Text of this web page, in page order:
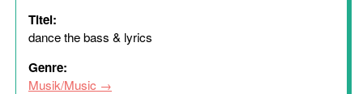
Titel:
dance the bass & lyrics
Genre:
Musik/Music